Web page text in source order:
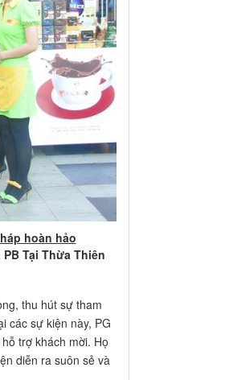
hoàn hảo
Tại Thừa Thiên
thu hút sự tham
các sự kiện này, PG
trợ khách mời. Họ
diễn ra suôn sẻ và